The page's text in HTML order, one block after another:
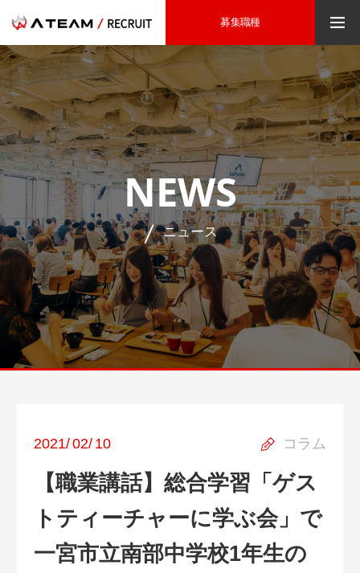
募集職種
NEWS
ニュース
コラム
2021/02/ 10
【職業講話】総合学習「ゲス
トティーチャーに学ぶ会」で
一宮市立南部中学校1年生の